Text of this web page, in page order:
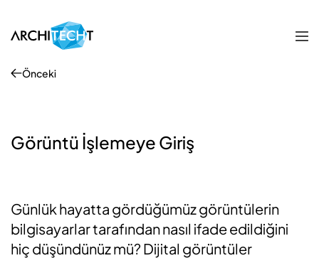
Önceki
Görüntü İşlemeye Giriş
Günlük hayatta gördüğümüz görüntülerin
bilgisayarlar tarafından nasıl ifade edildiğini
hiç düşündünüz mü? Dijital görüntüler